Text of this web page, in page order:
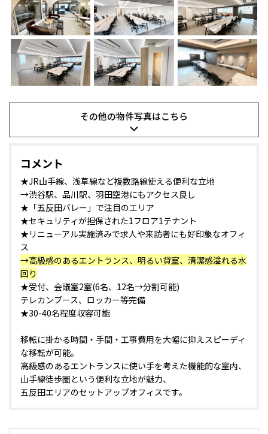
その他の物件写真はこちら
コメント
★JR山手線、浅草線など複数路線使える便利な立地
→渋谷駅、品川駅、羽田空港にもアクセス良し
★「五反田バレー」で注目のエリア
★セキュリティが担保された1フロア1テナント
★リニューアル実施済みで求人や来訪者にも好印象なオフィ
ス
→高級感のあるエントランス、明るい貸室、清潔感溢れる水
回り
★受付、会議室2室(6名、12名→分割可能)
テレカンブース、ロッカー等完備
★30-40名程度収容可能
移転に掛かる時間・手間・工事費用を大幅に抑えスピーディ
な移転が可能。
高級感のあるエントランスに使い手を考えた機能的な室内、
山手線徒歩圏という便利な立地が魅力、
五反田エリアのセットアップオフィスです。